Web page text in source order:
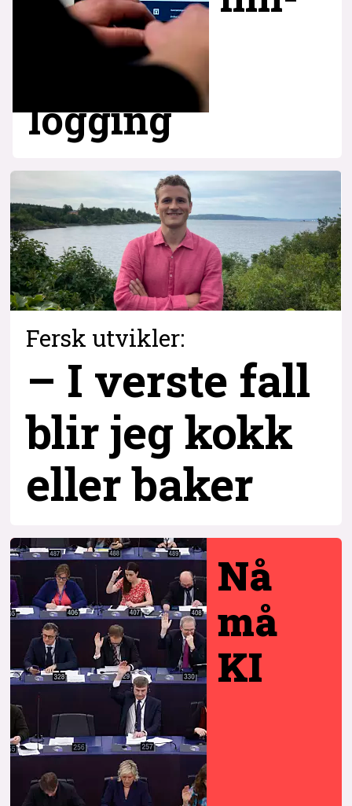
logging
Fersk utvikler:
– I verste fall
blir jeg kokk
eller baker
Nå
må
KI